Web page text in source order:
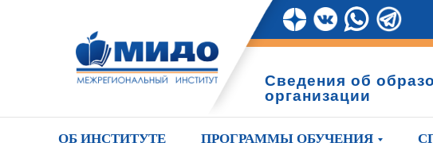
Сведения об
организации
ОБ ИНСТИТУТЕ ПРОГРАММЫ ОБУЧЕНИЯ